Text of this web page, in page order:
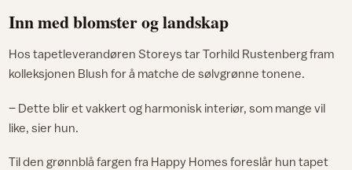
Inn med blomster og landskap
Hos tapetleverandøren Storeys tar Torhild Rustenberg fram
kolleksjonen Blush for å matche de sølvgrønne tonene.
– Dette blir et vakkert og harmonisk interiør, som mange vil
like, sier hun.
Til den grønnblå fargen fra Happy Homes foreslår hun tapet